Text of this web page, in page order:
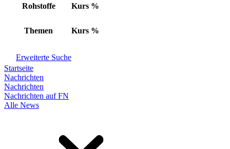
Rohstoffe Kurs %
Themen Kurs %
Erweiterte Suche
Startseite
Nachrichten
Nachrichten
Nachrichten auf FN
Alle News